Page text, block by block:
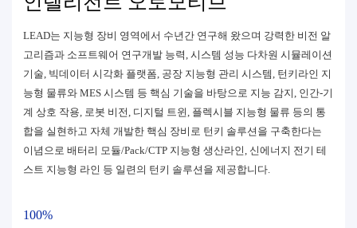
LEAD는 지능형 장비 영역에서 수년간 연구해 왔으며 강력한 비전 알
고리즘과 소프트웨어 연구개발 능력, 시스템 성능 다차원 시뮬레이션
기술, 빅데이터 시각화 플랫폼, 공장 지능형 관리 시스템, 턴키라인 지
능형 물류와 MES 시스템 등 핵심 기술을 바탕으로 지능 감지, 인간-기
계 상호 작용, 로봇 비전, 디지털 트윈, 플렉시블 지능형 물류 등의 통
합을 실현하고 자체 개발한 핵심 장비로 턴키 솔루션을 구축한다는
이념으로 배터리 모듈/Pack/CTP 지능형 생산라인, 신에너지 전기 테
스트 지능형 라인 등 일련의 턴키 솔루션을 제공합니다.
100%